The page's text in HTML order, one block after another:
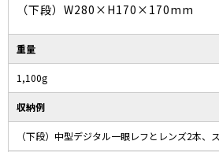
（下段）W280×H170×170mm
重量
1,100g
収納例
（下段）中型デジタル一眼レフとレンズ2本、